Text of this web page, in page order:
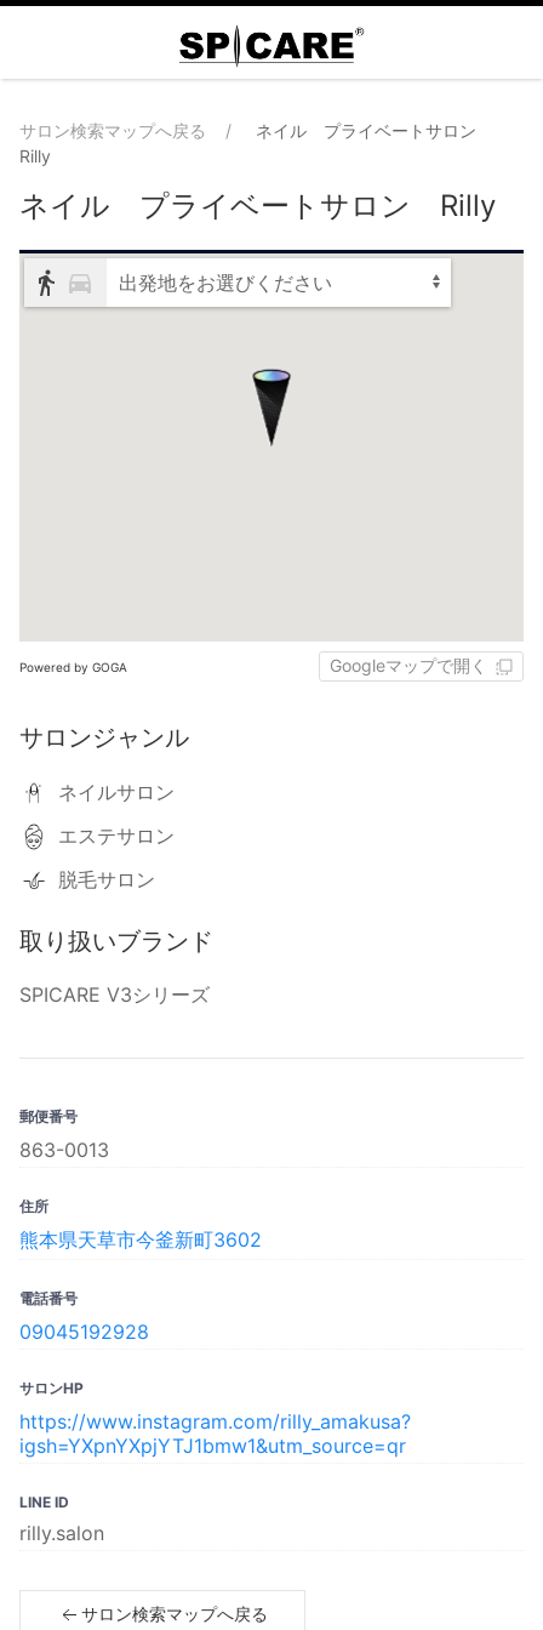
サロン検索マップへ戻る
ネイル プライベートサロン
Rilly
ネイル プライベートサロン Rilly
出発地をお選びください
Powered by GOGA Googleマップで開く
サロンジャンル
ネイルサロン
エステサロン
脱毛サロン
取り扱いブランド
SPICARE V3シリーズ
郵便番号
863-0013
住所
熊本県天草市今釜新町3602
電話番号
09045192928
サロンHP
https://www.instagram.com/rilly_amakusa?
igsh=YXpnYXpjYTJ1bmw1&utm_source=qr
LINE ID
rilly.salon
サロン検索マップへ戻る